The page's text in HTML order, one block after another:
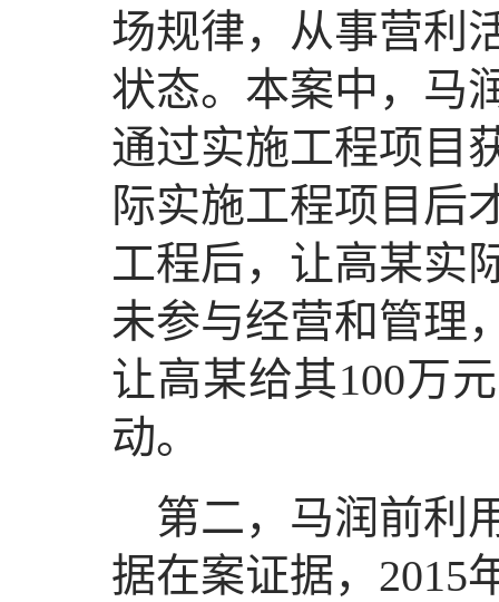
场规律，从事营利
状态。本案中，马
通过实施工程项目
际实施工程项目后
工程后，让高某实
未参与经营和管理
让高某给其100万
动。
第二，马润前利
据在案证据，2015